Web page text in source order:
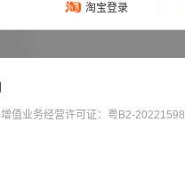
淘宝登录
增值业务经营许可证：粤B2-20221598